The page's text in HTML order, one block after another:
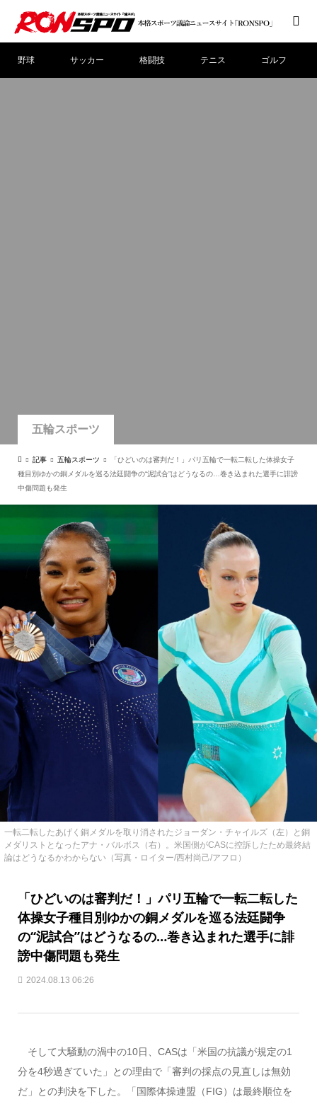
野球 サッカー 格闘技 テニス ゴルフ
五輪スポーツ
記事 五輪スポーツ
「ひどいのは審判だ！」パリ五輪で一転二転した体操女子
種目別ゆかの銅メダルを巡る法廷闘争の“泥試合”はどうなるの…巻き込まれた選手に誹謗
中傷問題も発生
一転二転したあげく銅メダルを取り消されたジョーダン・チャイルズ（左）と銅
メダリストとなったアナ・バルボス（右）。米国側がCASに控訴したため最終結
論はどうなるかわからない（写真・ロイター/西村尚己/アフロ）
「ひどいのは審判だ！」パリ五輪で一転二転した
体操女子種目別ゆかの銅メダルを巡る法廷闘争
の“泥試合”はどうなるの…巻き込まれた選手に誹
謗中傷問題も発生
2024.08.13 06:26
そして大騒動の渦中の10日、CASは「米国の抗議が規定の1
分を4秒過ぎていた」との理由で「審判の採点の見直しは無効
だ」との判決を下した。「国際体操連盟（FIG）は最終順位を